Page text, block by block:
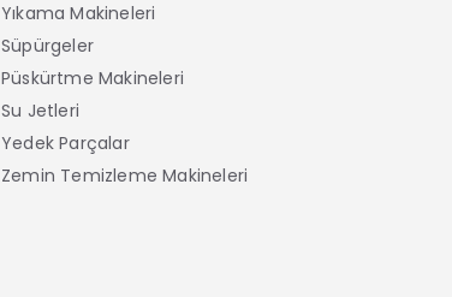
Yıkama Makineleri
Süpürgeler
Püskürtme Makineleri
Su Jetleri
Yedek Parçalar
Zemin Temizleme Makineleri